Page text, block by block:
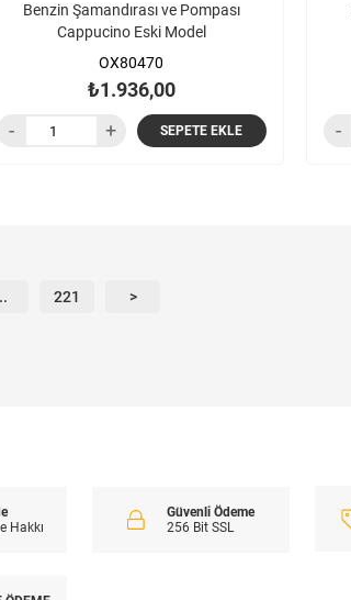
Benzin Şamandırası ve Pompası
Cappucino Eski Model
OX80470
₺1.936,00
SEPETE EKLE
221 >
Hakkı
Güvenli Ödeme
256 Bit SSL